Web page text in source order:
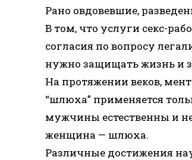
Рано овдовевшие,
В том, что услуги секс-
согласия по вопросу
нужно защищать жизнь и
На протяжении веков,
“шлюха” применяется
мужчины естественны и
женщина — шлюха.
Различные достижения